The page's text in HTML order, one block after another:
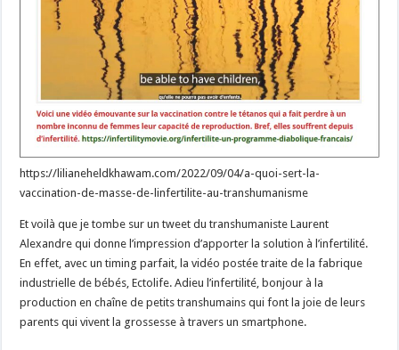
https://lilianeheldkhawam.com/2022/09/04/a-quoi-sert-la-
vaccination-de-masse-de-linfertilite-au-transhumanisme
Et voilà que je tombe sur un tweet du transhumaniste Laurent
Alexandre qui donne l’impression d’apporter la solution à l’infertilité.
En effet, avec un timing parfait, la vidéo postée traite de la fabrique
industrielle de bébés, Ectolife. Adieu l’infertilité, bonjour à la
production en chaîne de petits transhumains qui font la joie de leurs
parents qui vivent la grossesse à travers un smartphone.